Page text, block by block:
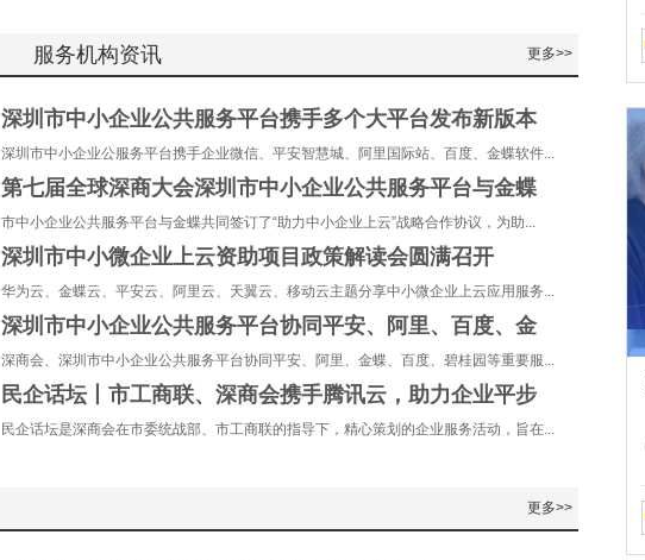
服务机构资讯 更多>>
深圳市中小企业公共服务平台携手多个大平台发布新版本
深圳市中小企业公服务平台携手企业微信、平安智慧城、阿里国际站、百度、金蝶软件...
第七届全球深商大会深圳市中小企业公共服务平台与金蝶
市中小企业公共服务平台与金蝶共同签订了“助力中小企业上云”战略合作协议，为助...
深圳市中小微企业上云资助项目政策解读会圆满召开
华为云、金蝶云、平安云、阿里云、天翼云、移动云主题分享中小微企业上云应用服务...
深圳市中小企业公共服务平台协同平安、阿里、百度、金
深商会、深圳市中小企业公共服务平台协同平安、阿里、金蝶、百度、碧桂园等重要服...
民企话坛丨市工商联、深商会携手腾讯云，助力企业平步
民企话坛是深商会在市委统战部、市工商联的指导下，精心策划的企业服务活动，旨在...
更多>>